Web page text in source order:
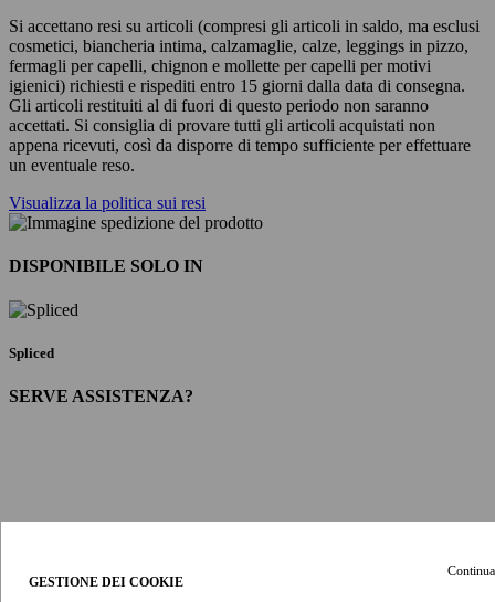
GESTIONE DEI COOKIE
Si accettano resi su articoli (compresi gli articoli in saldo, ma esclusi
cosmetici, biancheria intima, calzamaglie, calze, leggings in pizzo,
fermagli per capelli, chignon e mollette per capelli per motivi
igienici) richiesti e rispediti entro 15 giorni dalla data di consegna.
Gli articoli restituiti al di fuori di questo periodo non saranno
accettati. Si consiglia di provare tutti gli articoli acquistati non
appena ricevuti, così da disporre di tempo sufficiente per effettuare
un eventuale reso.
Visualizza la politica sui resi
DISPONIBILE SOLO IN
Spliced
SERVE ASSISTENZA?